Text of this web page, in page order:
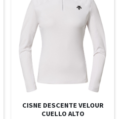
CISNE DESCENTE VELOUR
CUELLO ALTO